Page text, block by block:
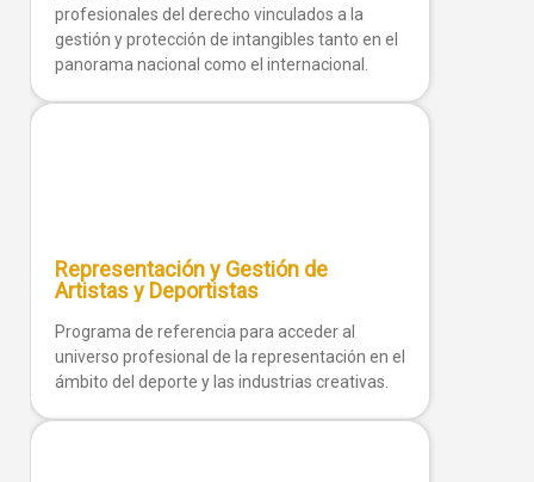
profesionales del derecho vinculados a la
gestión y protección de intangibles tanto en el
panorama nacional como el internacional.
Representación y Gestión de
Artistas y Deportistas
Programa de referencia para acceder al
universo profesional de la representación en el
ámbito del deporte y las industrias creativas.